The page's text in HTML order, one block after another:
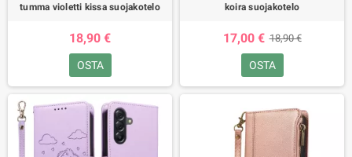
tumma violetti kissa suojakotelo
18,90 €
OSTA
koira suojakotelo
17,00 € 18,90 €
OSTA